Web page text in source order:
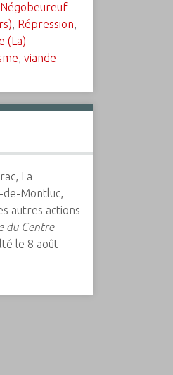
Négobeureuf
, Répression,
(La)
,viande
La
de-Montluc,
autres actions
du Centre
le 8 août